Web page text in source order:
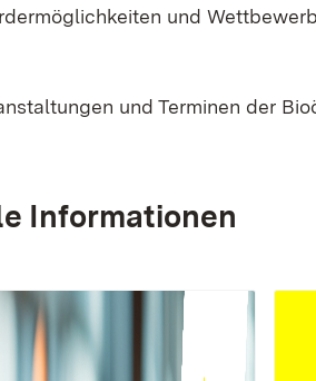
und
und Terminen der
Informationen